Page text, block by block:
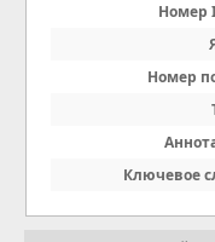
Номер
Номер
Ключевое